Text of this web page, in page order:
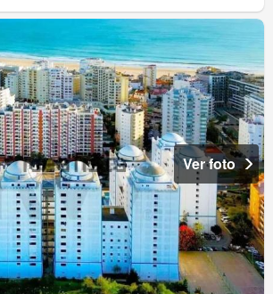
Ver foto